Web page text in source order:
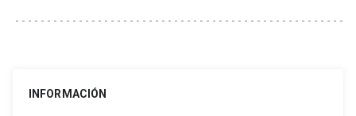
INFORMACIÓN